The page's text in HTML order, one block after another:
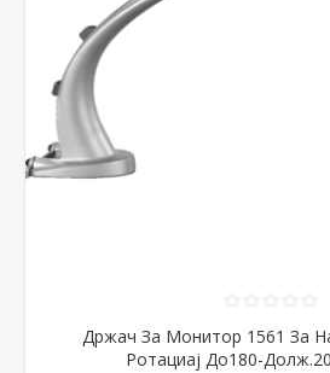
Држач За Монитор 1561 За
Ротациај До180-